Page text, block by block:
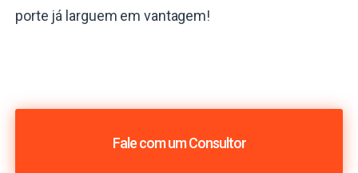
porte já larguem em vantagem!
Fale com um Consultor